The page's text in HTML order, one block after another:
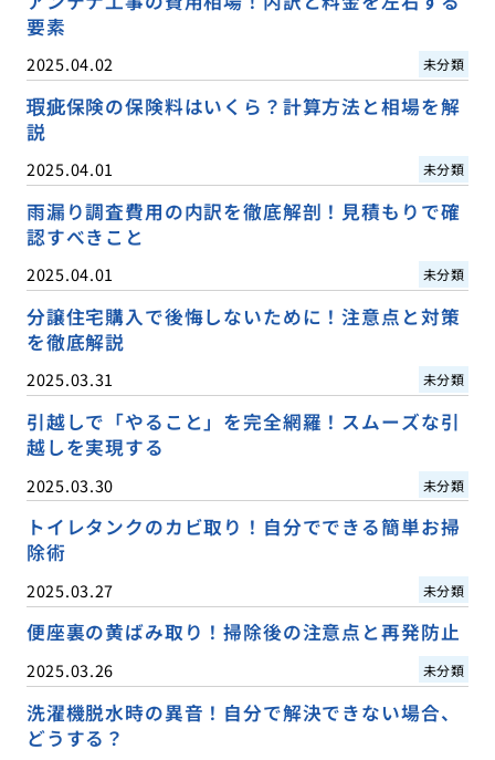
要素
2025.04.02 未分類
瑕疵保険の保険料はいくら？計算方法と相場を解
説
2025.04.01 未分類
雨漏り調査費用の内訳を徹底解剖！見積もりで確
認すべきこと
2025.04.01 未分類
分譲住宅購入で後悔しないために！注意点と対策
を徹底解説
2025.03.31 未分類
引越しで「やること」を完全網羅！スムーズな引
越しを実現する
2025.03.30 未分類
トイレタンクのカビ取り！自分でできる簡単お掃
除術
2025.03.27 未分類
便座裏の黄ばみ取り！掃除後の注意点と再発防止
2025.03.26 未分類
洗濯機脱水時の異音！自分で解決できない場合、
どうする？